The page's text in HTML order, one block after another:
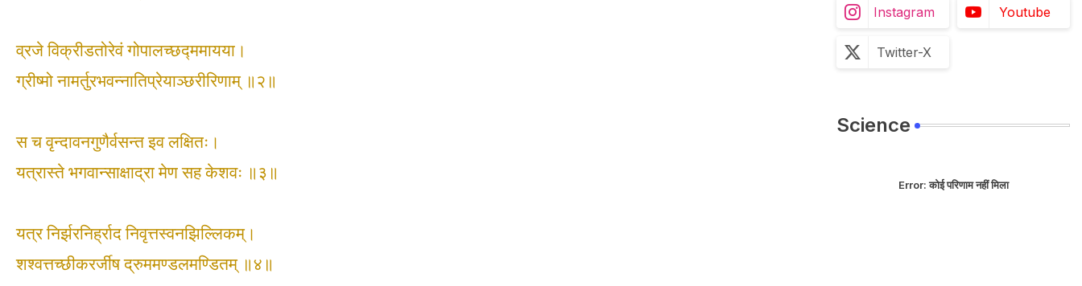
व्रजे विक्रीडतोरेवं गोपालच्छद्ममायया।
ग्रीष्मो नामर्तुरभवन्नातिप्रेयाञ्छरीरिणाम् ॥२॥
स च वृन्दावनगुणैर्वसन्त इव लक्षितः।
यत्रास्ते भगवान्साक्षाद्रा मेण सह केशवः ॥३॥
यत्र निर्झरनिर्ह्राद निवृत्तस्वनझिल्लिकम्।
शश्वत्तच्छीकरर्जीष द्रुममण्डलमण्डितम् ॥४॥
Instagram Youtube
Twitter-X
Science
Error:कोई परिणाम नहीं मिला